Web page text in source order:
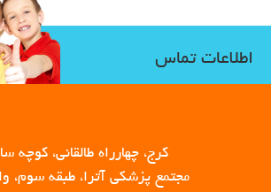
اطلاعات تماس
کرج، چهارراه طالقانی، کوچه
مجتمع پزشکی آترا، طبقه سوم،